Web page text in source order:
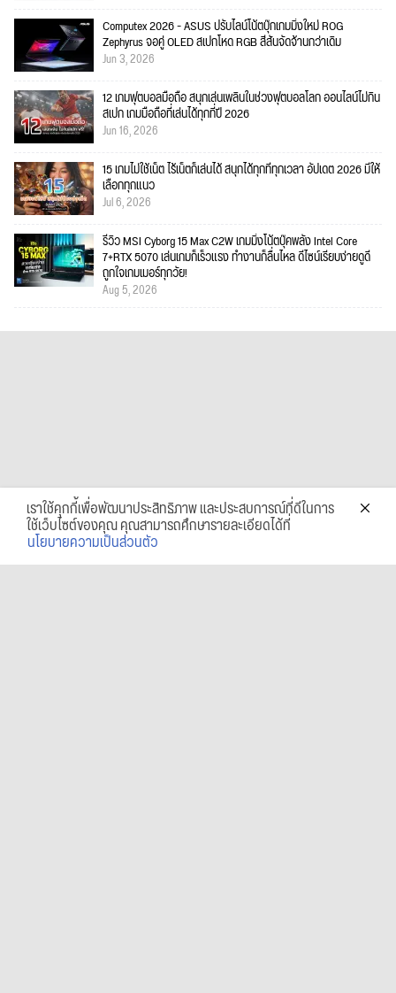
Computex 2026 - ASUS ปรับไลน์โน้ตบุ๊กเกมมิ่งใหม่ ROG
Zephyrus จอคู่ OLED สเปกโหด RGB สีสันจัดจ้านกว่าเดิม
Jun 3, 2026
12 เกมฟุตบอลมือถือ สนุกเล่นเพลินในช่วงฟุตบอลโลก ออนไลน์ไม่กิน
สเปก เกมมือถือที่เล่นได้ทุกที่ปี 2026
Jun 16, 2026
15 เกมไม่ใช้เน็ต ไร้เน็ตก็เล่นได้ สนุกได้ทุกที่ทุกเวลา อัปเดต 2026 มีให้
เลือกทุกแนว
Jul 6, 2026
รีวิว MSI Cyborg 15 Max C2W เกมมิ่งโน้ตบุ๊คพลัง Intel Core
7+RTX 5070 เล่นเกมก็เร็วแรง ทำงานก็ลื่นไหล ดีไซน์เรียบง่ายดูดี
ถูกใจเกมเมอร์ทุกวัย!
Aug 5, 2026
เราใช้คุกกี้เพื่อพัฒนาประสิทธิภาพ และประสบการณ์ที่ดีในการ
ใช้เว็บไซต์ของคุณ คุณสามารถศึกษารายละเอียดได้ที่
นโยบายความเป็นส่วนตัว